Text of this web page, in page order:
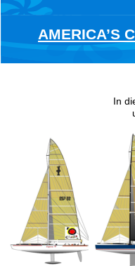
In
AMERICA’S